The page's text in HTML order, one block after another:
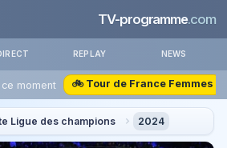
TV-programme.com
REPLAY NEWS
ce moment 🚲 Tour de France Femmes
Ligue des champions 2024